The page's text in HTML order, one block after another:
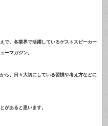
で、各業界で活躍しているゲストスピーカー
ーマガジン。
ら、日々大切にしている習慣や考え方などに
があると思います。